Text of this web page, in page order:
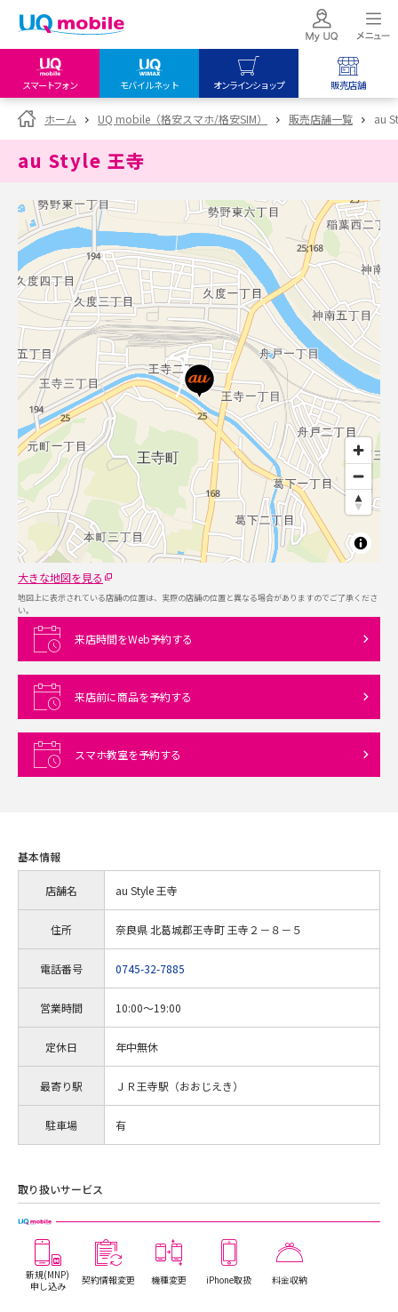
スマートフォン モバイルネット オンラインショップ 販売店舗
my UQ WiMAX
UQ WiMAX ご契約の方
My UQ mobile
UQ mobile
データチャージサイト
UQ mobile
オンラインショップ
UQ WiMAX
UQ mobile
販売店舗
UQ WiMAX
ホーム UQ mobile（格安スマホ/格安SIM） 販売店舗一覧 au
au Style 王寺
大きな地図を見る
地図上に表示されている店舗の位置は、実際の店舗の位置と異なる場合がありますのでご了承くださ
い。
来店時間をWeb予約する
来店前に商品を予約する
スマホ教室を予約する
基本情報
店舗名 au Style 王寺
住所 奈良県 北葛城郡王寺町 王寺２－８－５
電話番号 0745-32-7885
営業時間 10:00～19:00
定休日 年中無休
最寄り駅 ＪＲ王寺駅（おおじえき）
駐車場 有
取り扱いサービス
新規(MNP)
申し込み
契約情報変更 機種変更 iPhone取扱 料金収納